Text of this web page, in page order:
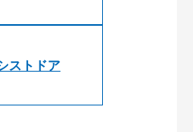
ストドア